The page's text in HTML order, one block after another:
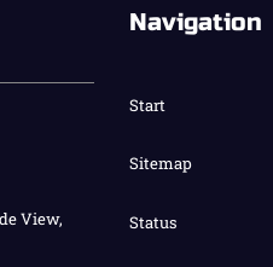
View,
Navigation
Start
Sitemap
Status